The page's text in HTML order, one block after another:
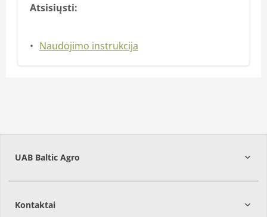
Atsisiųsti:
Naudojimo instrukcija
UAB Baltic Agro
Kontaktai